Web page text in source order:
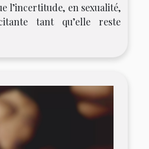
l’incertitude, en sexualité,
tant qu’elle reste